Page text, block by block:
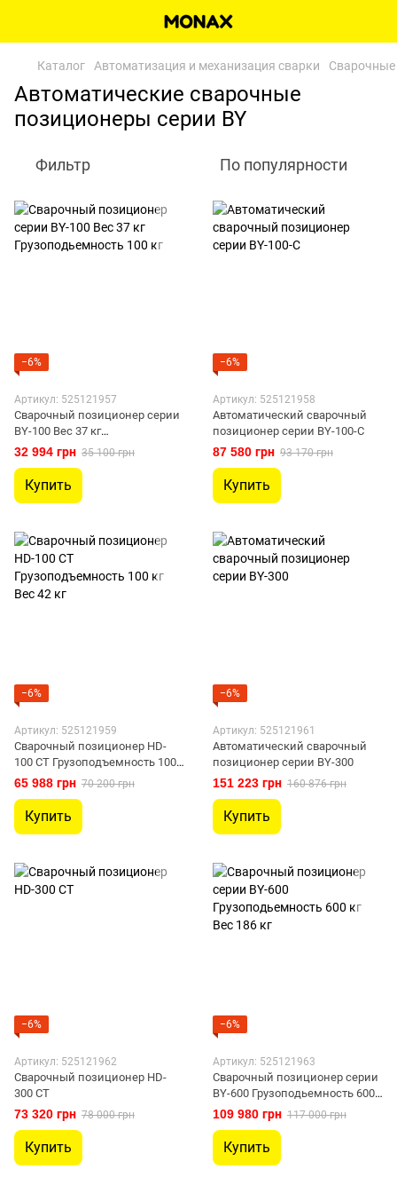
Каталог Автоматизация и механизация сварки
Автоматические сварочные
позиционеры серии BY
Фильтр По популярности
−6%
Артикул: 525121957
Cварочный позиционер серии
BY-100 Вес 37 кг
Грузоподьемность 100 кг
32 994 грн 35 100 грн
Купить
−6%
Артикул: 525121958
Автоматический сварочный
позиционер серии BY-100-С
87 580 грн 93 170 грн
Купить
−6%
Артикул: 525121959
Сварочный позиционер HD-
100 CT Грузоподъемность 100
кг Вес 42 кг
65 988 грн 70 200 грн
Купить
−6%
Артикул: 525121961
Автоматический сварочный
позиционер серии BY-300
151 223 грн 160 876 грн
Купить
−6%
Артикул: 525121962
Сварочный позиционер HD-
300 CT
73 320 грн 78 000 грн
Купить
−6%
Артикул: 525121963
Сварочный позиционер серии
BY-600 Грузоподьемность 600
кг Вес 186 кг
109 980 грн 117 000 грн
Купить